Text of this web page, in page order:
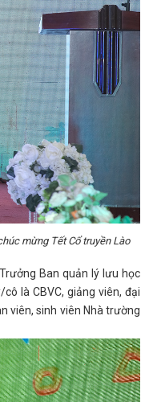
mừng Tết Cổ truyền Lào
Ban quản lý lưu học
là CBVC, giảng viên, đại
viên, sinh viên Nhà trường